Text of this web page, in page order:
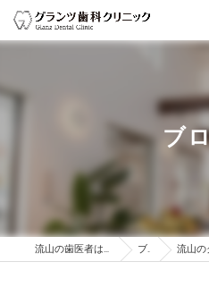
ブ
流山の歯医者はグランツ歯科クリニック ブログ 流山のグランツ